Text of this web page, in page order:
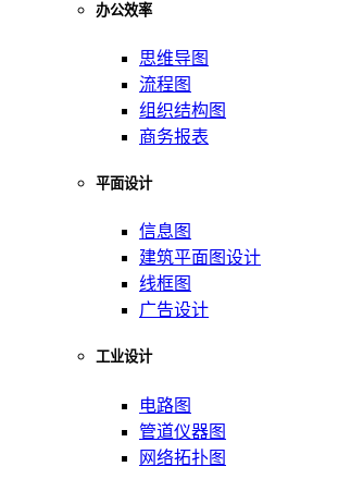
办公效率
思维导图
流程图
组织结构图
商务报表
平面设计
信息图
建筑平面图设计
线框图
广告设计
工业设计
电路图
管道仪器图
网络拓扑图